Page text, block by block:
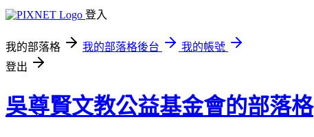
登入
我的部落格 我的部落格後台
我的帳號
登出
吳尊賢文教公益基金會的部落格